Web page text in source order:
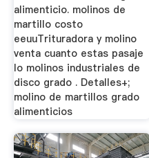
alimenticio. molinos de
martillo costo
eeuuTrituradora y molino
venta cuanto estas pasaje
lo molinos industriales de
disco grado . Detalles+;
molino de martillos grado
alimenticios